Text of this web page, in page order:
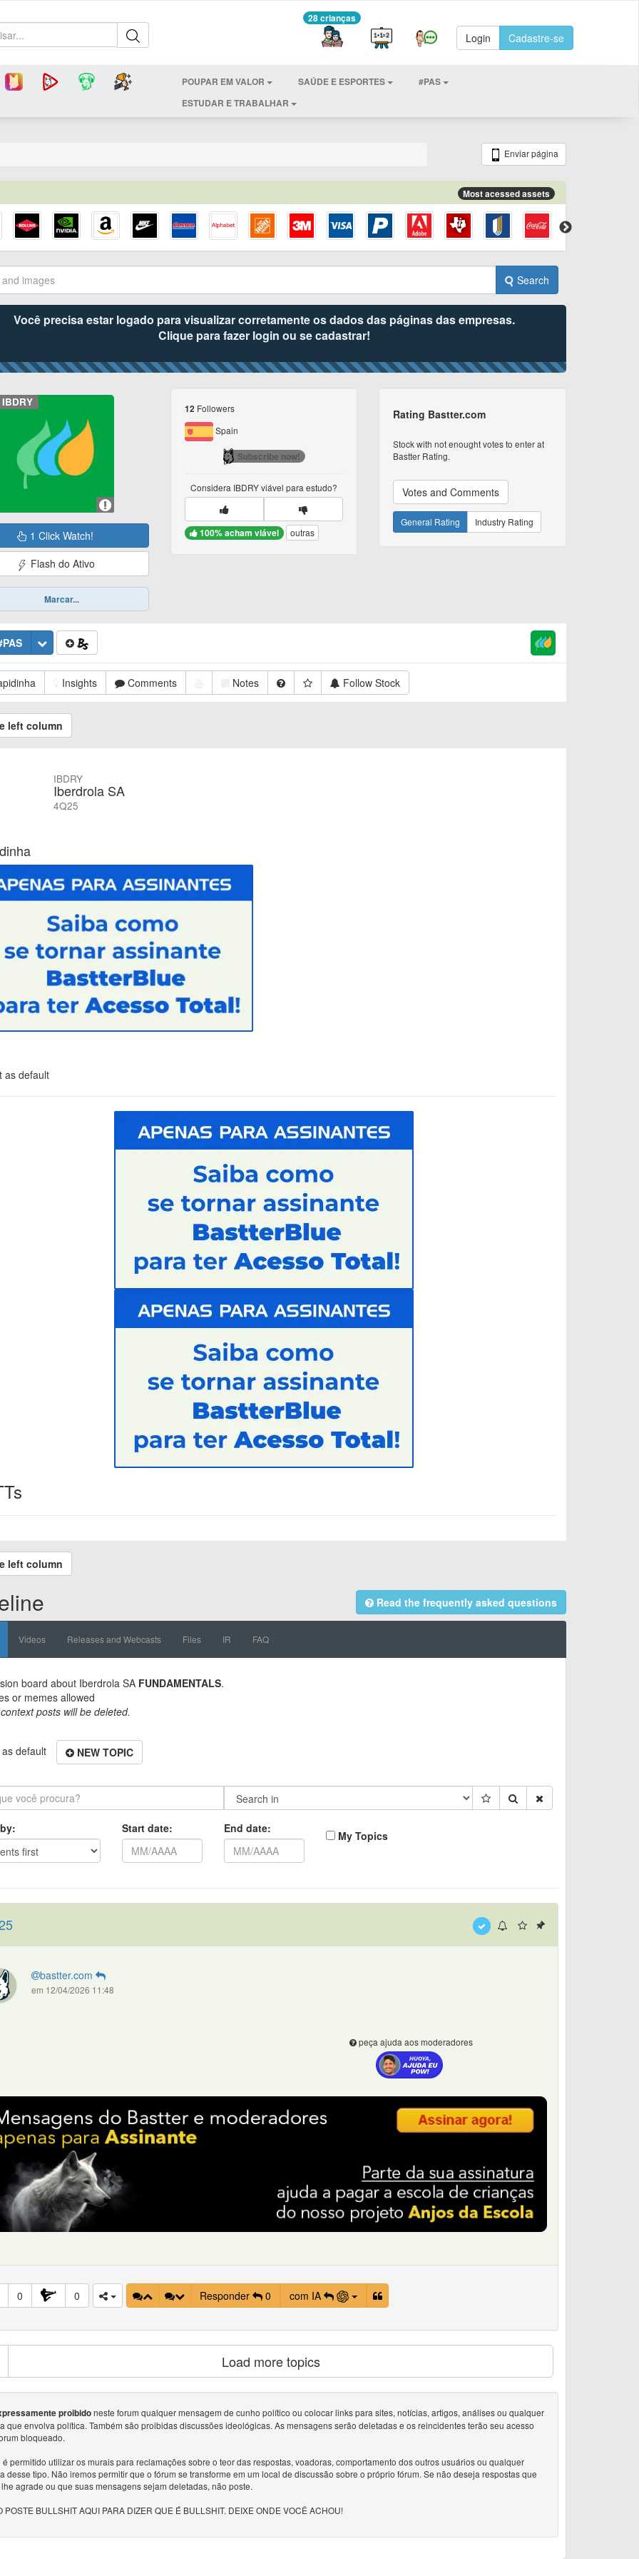
28 crianças
Login Cadastre-se
POUPAR EM VALOR SAÚDE E ESPORTES
#PAS
ESTUDAR E TRABALHAR
Enviar página
Most acessed assets
Search
Você precisa estar logado para visualizar corretamente os dados das páginas das empresas.
Clique para fazer login ou se cadastrar!
IBDRY
1 Click Watch!
Flash do Ativo
Marcar...
12 Followers
Spain
Subscribe now!
Considera IBDRYviável para estudo?
100% acham viável outras
Rating Bastter.com
Stock with not enought votes to enter at
Bastter Rating.
Votes and Comments
General Rating Industry Rating
Insights Comments Notes Follow Stock
left column
IBDRY
Iberdrola SA
4Q25
as default
left column
Read the frequently asked questions
Videos Releases and Webcasts Files IR FAQ
board about Iberdrola SA FUNDAMENTALS.
or memes allowed
posts will be deleted.
default NEW TOPIC
Start date: End date:
My Topics
bastter.com
em 12/04/2026 11:48
peça ajuda aos moderadores
0 0 Responder 0 com IA
Load more topics
proibidoneste forum qualquer mensagem de cunho político ou colocar links para sites, notícias, artigos, análises ou qualquer
que envolva política. Também são proibidas discussões ideológicas. As mensagens serão deletadas e os reincidentes terão seu acesso
bloqueado.
é permitido utilizar os murais para reclamações sobre o teor das respostas, voadoras, comportamento dos outros usuários ou qualquer
desse tipo. Não iremos permitir que o fórum se transforme em um local de discussão sobre o próprio fórum. Se não deseja respostas que
agrade ou que suas mensagens sejam deletadas, não poste.
POSTE BULLSHIT AQUI PARA DIZER QUE É BULLSHIT. DEIXE ONDE VOCÊ ACHOU!